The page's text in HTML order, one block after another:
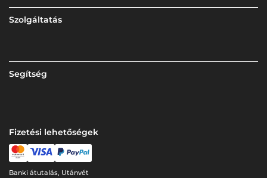
Szolgáltatás
Segítség
Fizetési lehetőségek
Banki átutalás, Utánvét